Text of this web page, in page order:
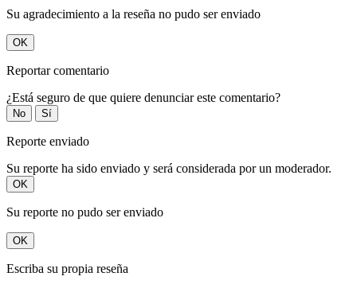
Su agradecimiento a la reseña no pudo ser enviado
OK
Reportar comentario
¿Está seguro de que quiere denunciar este comentario?
No Sí
Reporte enviado
Su reporte ha sido enviado y será considerada por un moderador.
OK
Su reporte no pudo ser enviado
OK
Escriba su propia reseña